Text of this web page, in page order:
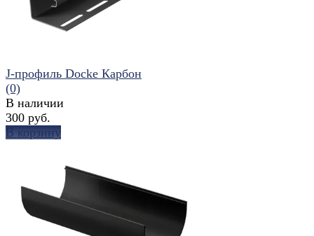
избранное сравнить
J-профиль Docke Карбон
(0)
В наличии
300 руб.
В корзину